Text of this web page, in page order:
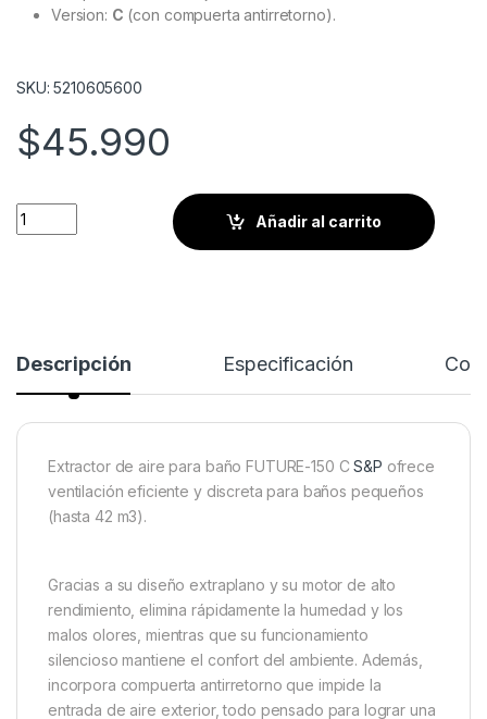
Version: C (con compuerta antirretorno).
SKU: 5210605600
$45.990
Extractor de aire para baño FUTURE-150 C S&P cantidad
Añadir al carrito
Descripción Especificación
Extractor de aire para baño FUTURE-150 CS&P ofrece
ventilación eficiente y discreta para baños pequeños
(hasta 42 m3).
Gracias a su diseño extraplano y su motor de alto
rendimiento, elimina rápidamente la humedad y los
malos olores, mientras que su funcionamiento
silencioso mantiene el confort del ambiente. Además,
incorpora compuerta antirretorno que impide la
entrada de aire exterior, todo pensado para lograr una